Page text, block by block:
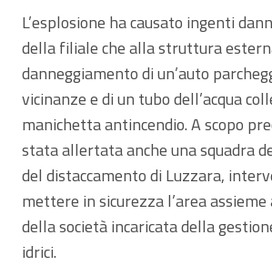
L’esplosione ha causato ingenti
della filiale che alla struttura
danneggiamento di un’auto
vicinanze e di un tubo dell’acqua
manichetta antincendio. A scopo
stata allertata anche una squadra
del distaccamento di Luzzara,
mettere in sicurezza l’area
della società incaricata della
idrici.